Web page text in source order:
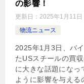
の影響！
更新日： 2025年1月11日
物流ニュース
2025年1月3日、バ
たUSスチールの買
に大きな話題になっ
ように影響を与える